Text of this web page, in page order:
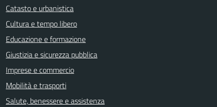
Catasto e urbanistica
Cultura e tempo libero
Educazione e formazione
Giustizia e sicurezza pubblica
Imprese e commercio
Mobilità e trasporti
Salute, benessere e assistenza